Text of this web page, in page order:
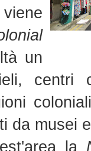
un
centri
da musei
la